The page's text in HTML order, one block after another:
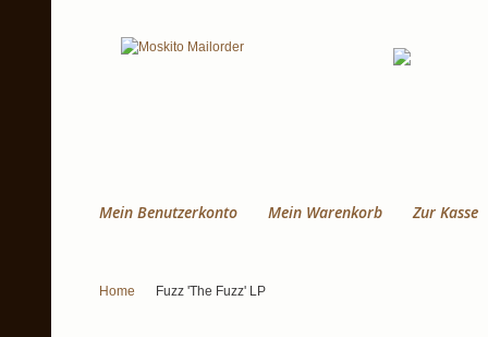
Mein Benutzerkonto Mein Warenkorb Zur Kasse
Home Fuzz 'The Fuzz' LP